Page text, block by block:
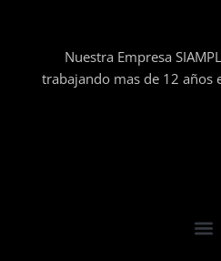
Nuestra Empresa
trabajando mas de 12 años